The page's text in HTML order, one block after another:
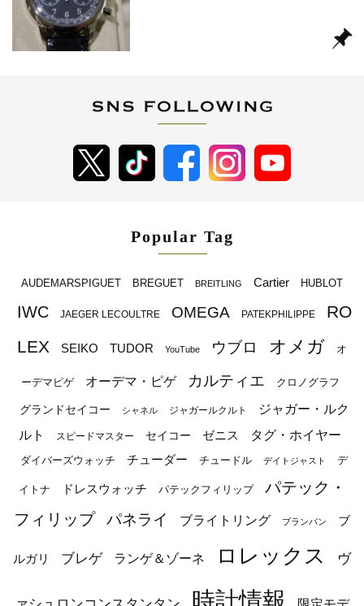
Popular Tag
AUDEMARSPIGUET BREGUET BREITLING Cartier HUBLOT
IWC JAEGER LECOULTRE OMEGA PATEKPHILIPPE
RO
LEX
SEIKO TUDOR YouTube ウブロ オメガ オ
ーデマピゲ オーデマ・ピゲ カルティエ クロノグラフ
グランドセイコー シャネル ジャガールクルト
ジャガー・ルク
ルト
スピードマスター セイコー ゼニス タグ・ホイヤー
ダイバーズウォッチ チューダー チュードル デイトジャスト デ
イトナ ドレスウォッチ パテックフィリップ
パテック・
フィリップ
パネライ ブライトリング ブランパン ブ
ルガリ ブレゲ ランゲ＆ゾーネ ロレックス ヴ
時計情報